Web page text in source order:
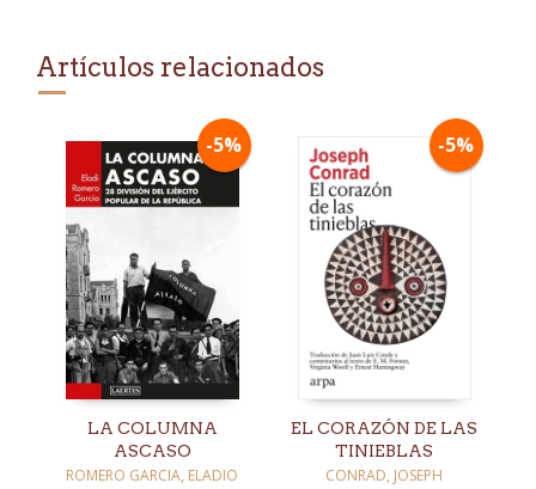
Artículos relacionados
-5%
LA COLUMNA
ASCASO
ROMERO GARCIA, ELADIO
-5%
EL CORAZÓN DE LAS
TINIEBLAS
CONRAD, JOSEPH